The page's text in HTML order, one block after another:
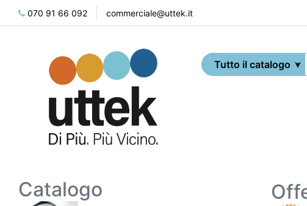
070 91 66 092 commerciale@uttek.it
Catalogo